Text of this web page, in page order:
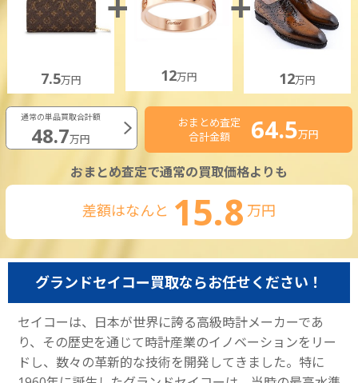
7.5万円 12万円 12万円
通常の単品買取合計額
48.7万円
おまとめ査定
合計金額
64.5万円
おまとめ査定で通常の買取価格よりも
差額はなんと 15.8 万円
グランドセイコー買取ならお任せください！
セイコーは、日本が世界に誇る高級時計メーカーであ
り、その歴史を通じて時計産業のイノベーションをリー
ドし、数々の革新的な技術を開発してきました。特に